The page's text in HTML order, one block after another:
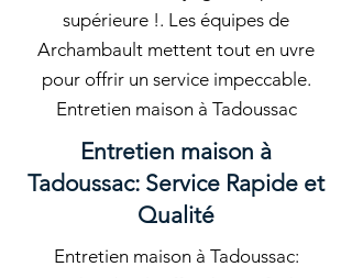
supérieure !. Les équipes de
Archambault mettent tout en uvre
pour offrir un service impeccable.
Entretien maison à Tadoussac
Entretien maison à
Tadoussac: Service Rapide et
Qualité
Entretien maison à Tadoussac: